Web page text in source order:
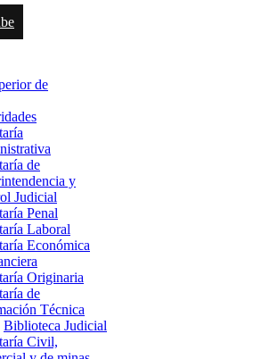
de
de
y
Judicial
Penal
Laboral
Económica
Originaria
de
Técnica
Biblioteca Judicial
Civil,